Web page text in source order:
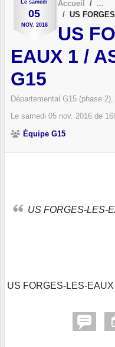
Le samedi
05
NOV. 2016
Accueil
US
US
EAUX 1 /
G15
Départemental G15 (phase
Le samedi 05 nov. 2016 de
Équipe G15
US FORGES-LES-EAUX 1 / AS GOURNAY G15 :
US FORGES-LES-